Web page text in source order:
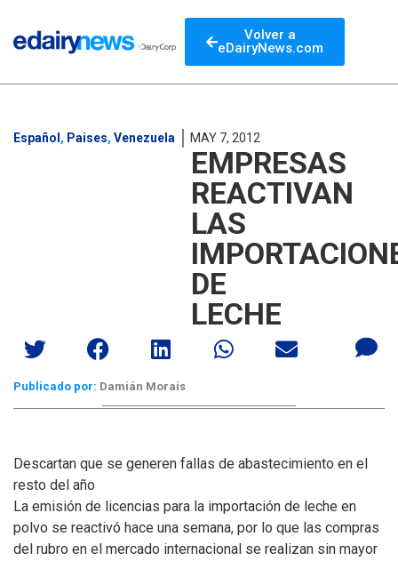
Volver a
eDairyNews.com
Español , Paises, Venezuela MAY 7, 2012
EMPRESAS
REACTIVAN
LAS
DE
LECHE
Publicado por: Damián Morais
Descartan que se generen fallas de abastecimiento en el
resto del año
La emisión de licencias para la importación de leche en
polvo se reactivó hace una semana, por lo que las compras
del rubro en el mercado internacional se realizan sin mayor